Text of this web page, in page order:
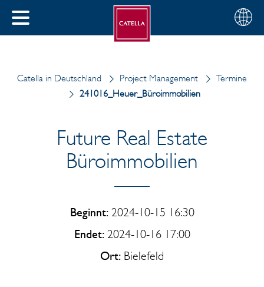
SCHLIESSEN
Wählen
Sie
Deutsch
Catella in Deutschland Project Management
Termine
241016_Heuer_Büroimmobilien
Future Real Estate
Büroimmobilien
Beginnt:2024-10-15 16:30
Endet:2024-10-16 17:00
Ort: Bielefeld